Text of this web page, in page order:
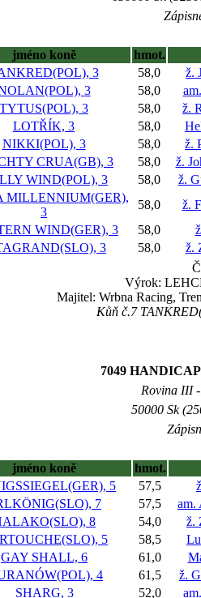
jméno koně
hmot.
3 58,0
ž.
3 58,0
TYTUS(POL), 3 58,0
ž.
LOTŘÍK, 3 58,0
NIKKI(POL), 3 58,0
ž.
CRUA(GB), 3 58,0
ž.
WIND(POL), 3 58,0
ž.
MILLENNIUM(GER),
3
58,0
ž.
WIND(GER), 3 58,0
3 58,0
ž.
Výrok:
Majitel: Wrbna Racing,
Kůň č.7
7049
Rovina III
50000 Sk
jméno koně
hmot.
5 57,5
7 57,5
am.
8 54,0
ž.
5 58,5
GAY SHALL, 6 61,0
4 61,5
ž.
SHARG, 3 52,0